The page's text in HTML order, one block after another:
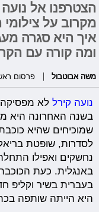
הצטרפנו אל
מקרוב על
איך היא סגרה
ומה קורה עם
משה אבוטבול פרסום ראשון: 15/04/
נועה קירל לא
בשנה האחרונה היא
שמוכיחים שהיא
לסדרות, שופטת
נחשקים ואפילו
באנגלית. כעת
בעברית בשיר וקליפ
היא הייתה שותפה